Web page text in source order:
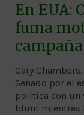
En EUA:
fuma
campaña
Gary
Senado por el
política con un
blunt mientras